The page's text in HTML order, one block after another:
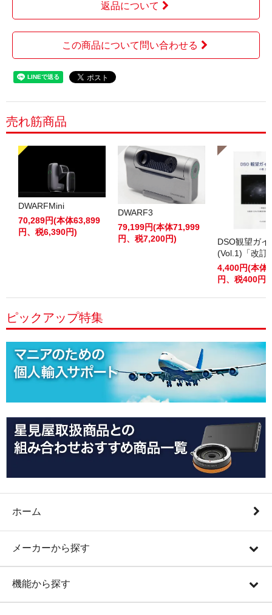
返品について
この商品について問い合わせる
売れ筋商品
DWARFMini
70,289円(本体63,899
円、税6,390円)
DWARF3
79,199円(本体71,999
円、税7,200円)
DSO観望ガ
(Vol.1)「改訂
4,400円(本体
円、税400円)
ピックアップ特集
ホーム
メーカーから探す
機能から探す